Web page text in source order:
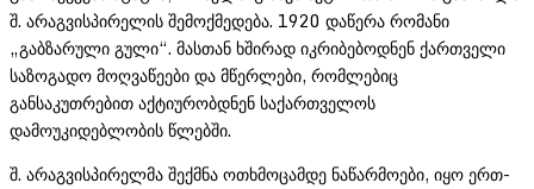
შ. არაგვისპირელის შემოქმედება. 1920 დაწერა რომანი
„გაბზარული გული“. მასთან ხშირად იკრიბებოდნენ ქართველი
საზოგადო მოღვაწეები და მწერლები, რომლებიც
განსაკუთრებით აქტიურობდნენ საქართველოს
დამოუკიდებლობის წლებში.
შ. არაგვისპირელმა შექმნა ოთხმოცამდე ნაწარმოები, იყო ერთ-